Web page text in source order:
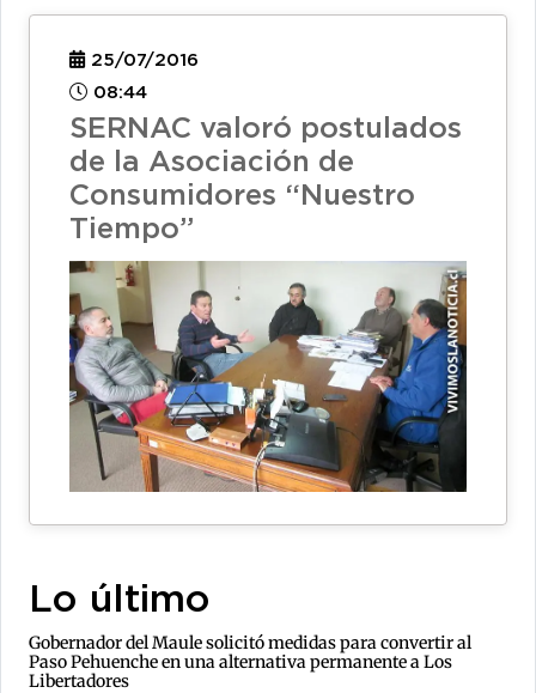
25/07/2016
08:44
SERNAC valoró postulados
de la Asociación de
Consumidores “Nuestro
Tiempo”
Lo último
Gobernador del Maule solicitó medidas para convertir al
Paso Pehuenche en una alternativa permanente a Los
Libertadores